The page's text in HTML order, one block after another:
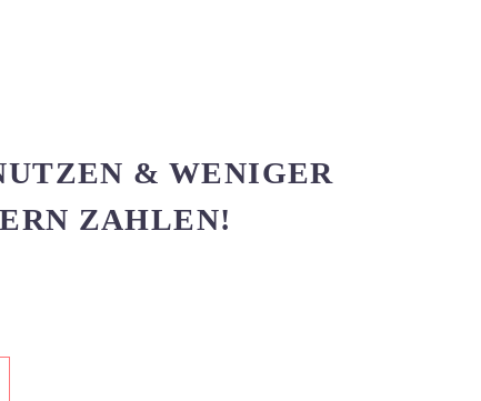
& WENIGER
ZAHLEN!